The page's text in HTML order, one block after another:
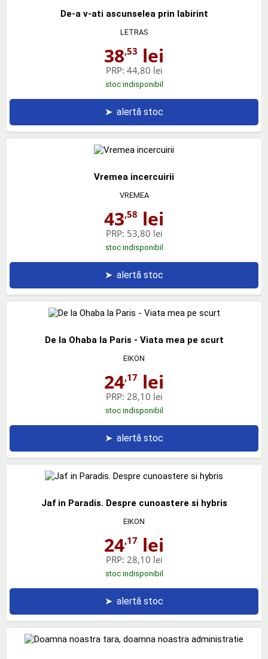
De-a v-ati ascunselea prin labirint
LETRAS
38,53 lei
PRP: 44,80 lei
stoc indisponibil
➤ alertă stoc
Vremea incercuirii
VREMEA
43,58 lei
PRP: 53,80 lei
stoc indisponibil
➤ alertă stoc
De la Ohaba la Paris - Viata mea pe scurt
EIKON
24,17 lei
PRP: 28,10 lei
stoc indisponibil
➤ alertă stoc
Jaf in Paradis. Despre cunoastere si hybris
EIKON
24,17 lei
PRP: 28,10 lei
stoc indisponibil
➤ alertă stoc